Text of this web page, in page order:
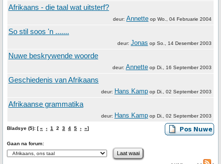
Afrikaans - die taal wat uitsterf?
deur: Annette op Wo., 04 Februarie 2004
So stil soos 'n .......
deur: Jonas op So., 14 Desember 2003
Nuwe beskrywende woorde
deur: Annette op Di., 16 September 2003
Geschiedenis van Afrikaans
deur: Hans Kamp op Di., 02 September 2003
Afrikaanse grammatika
deur: Hans Kamp op Di., 02 September 2003
Bladsye (5): [« ‹ 1 2 3 4 5 › »]
Gaan na forum: